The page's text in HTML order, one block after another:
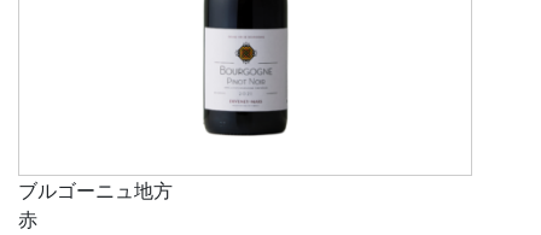
ブルゴーニュ地方
赤